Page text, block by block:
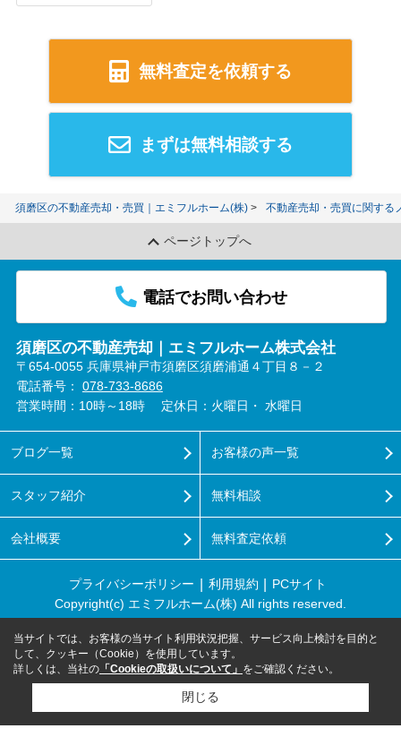
無料査定を依頼する
まずは無料相談する
須磨区の不動産売却・売買｜エミフルホーム(株) 不動産売却・売買に関する
ページトップへ
電話でお問い合わせ
須磨区の不動産売却｜エミフルホーム株式会社
〒654-0055 兵庫県神戸市須磨区須磨浦通４丁目８－２
電話番号： 078-733-8686
営業時間：10時～18時
定休日：火曜日・ 水曜日
ブログ一覧
スタッフ紹介
会社概要
お客様の声一覧
無料相談
無料査定依頼
プライバシーポリシー 利用規約
PCサイト
Copyright(c) エミフルホーム(株) All rights reserved.
当サイトでは、お客様の当サイト利用状況把握、サービス向上検討を目的と
して、クッキー（Cookie）を使用しています。
詳しくは、当社の 「Cookieの取扱いについて」 をご確認ください。
閉じる